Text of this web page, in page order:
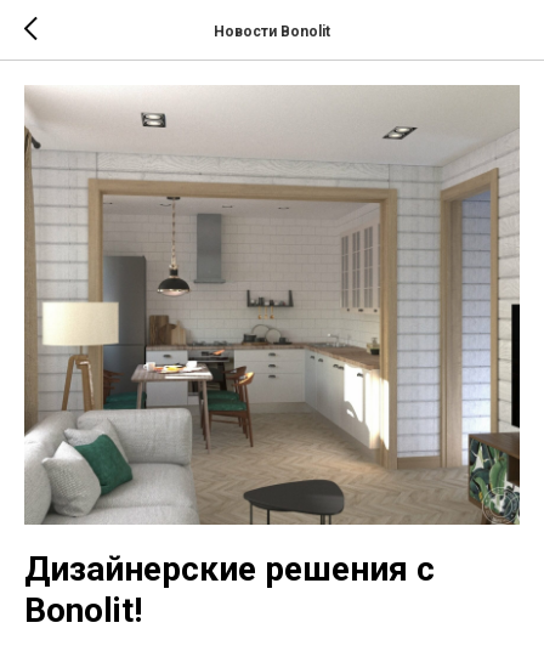
Новости Bonolit
Дизайнерские решения с
Bonolit!